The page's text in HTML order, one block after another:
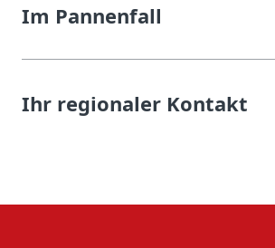
Im Pannenfall
Ihr regionaler Kontakt